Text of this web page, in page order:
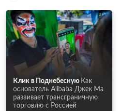
Клик в Поднебесную Как
основатель Alibaba Джек Ма
развивает трансграничную
торговлю с Россией